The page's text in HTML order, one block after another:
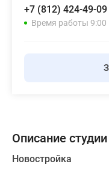
+7 (812) 424-49-09
Время работы 9:00
Описание студии
Новостройка